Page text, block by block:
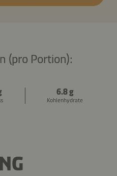
(pro Portion):
6.8 g
Kohlenhydrate